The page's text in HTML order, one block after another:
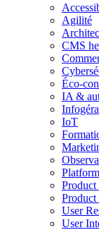
Agilité
CMS
Éco-
IA &
IoT
Product
Product
User
User